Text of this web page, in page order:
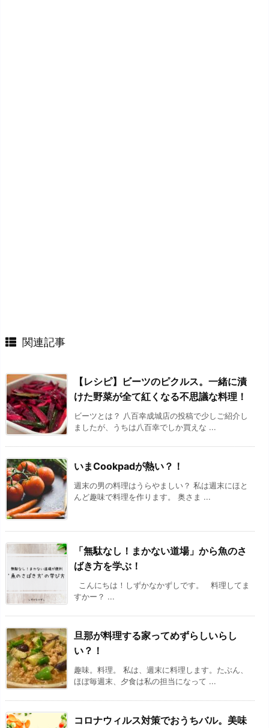
関連記事
【レシピ】ビーツのピクルス。一緒に漬
けた野菜が全て紅くなる不思議な料理！
ビーツとは？ 八百幸成城店の投稿で少しご紹介し
ましたが、うちは八百幸でしか買えな ...
いまCookpadが熱い？！
週末の男の料理はうらやましい？ 私は週末にほと
んど趣味で料理を作ります。 奥さま ...
「無駄なし！まかない道場」から魚のさ
ばき方を学ぶ！
こんにちは！しずかなかずしです。 料理してま
すかー？ ...
旦那が料理する家ってめずらしいらし
い？！
趣味。料理。 私は、週末に料理します。たぶん、
ほぼ毎週末、夕食は私の担当になって ...
コロナウィルス対策でおうちバル。美味